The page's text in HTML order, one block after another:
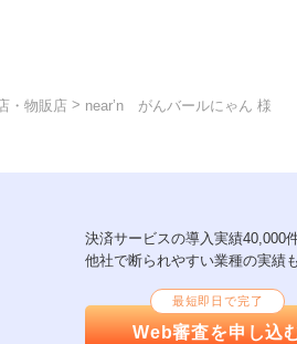
・物販店 > near’n がんバールにゃん 様
決済サービスの導入実績40,000
他社で断られやすい業種の実績
最短即日で完了
Web審査を申し込